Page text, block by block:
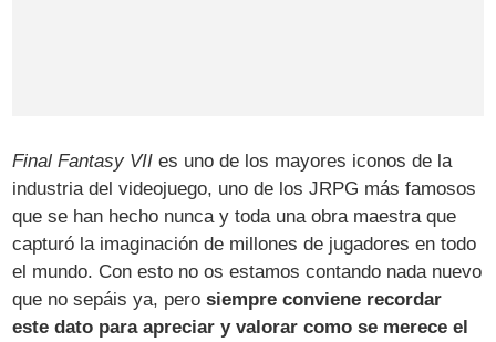
Final Fantasy VII es uno de los mayores iconos de la
industria del videojuego, uno de los JRPG más famosos
que se han hecho nunca y toda una obra maestra que
capturó la imaginación de millones de jugadores en todo
el mundo. Con esto no os estamos contando nada nuevo
que no sepáis ya, perosiempre conviene recordar
este dato para apreciar y valorar como se merece el